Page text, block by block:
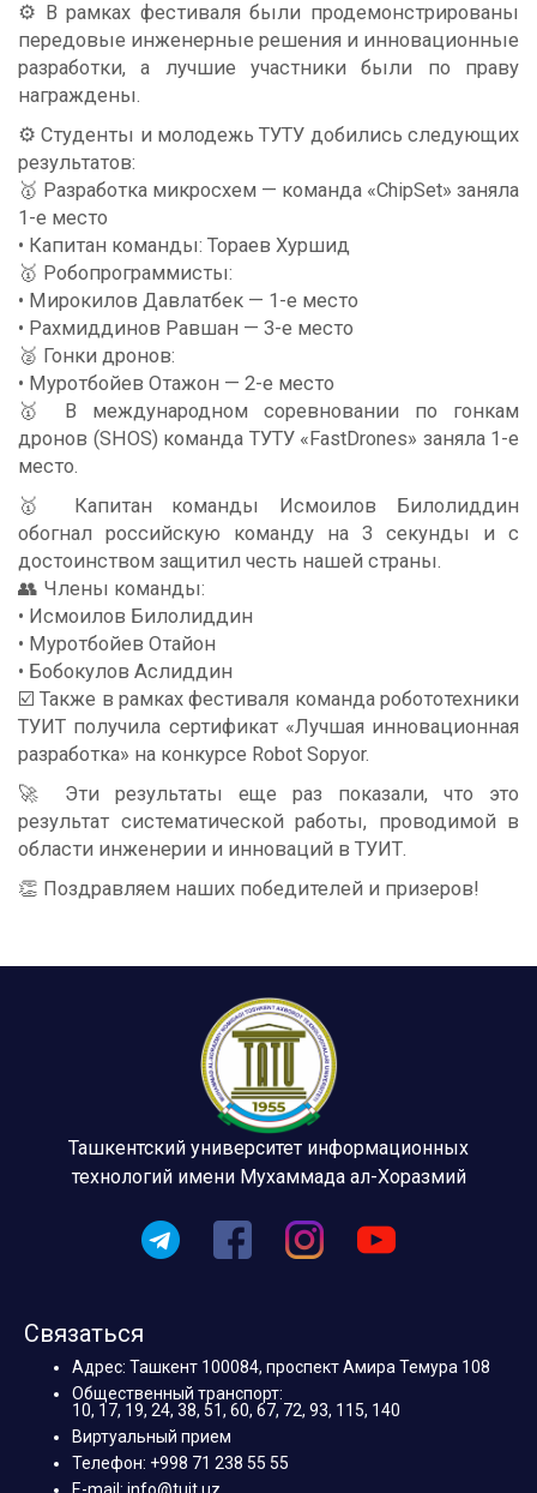
⚙️ В рамках фестиваля были продемонстрированы
передовые инженерные решения и инновационные
разработки, а лучшие участники были по праву
награждены.
⚙️ Студенты и молодежь ТУТУ добились следующих
результатов:
🥇 Разработка микросхем — команда «ChipSet» заняла
1-е место
• Капитан команды: Тораев Хуршид
🥇 Робопрограммисты:
• Мирокилов Давлатбек — 1-е место
• Рахмиддинов Равшан — 3-е место
🥈 Гонки дронов:
• Муротбойев Отажон — 2-е место
🥇 В международном соревновании по гонкам
дронов (SHOS) команда ТУТУ «FastDrones» заняла 1-е
место.
🥇 Капитан команды Исмоилов Билолиддин
обогнал российскую команду на 3 секунды и с
достоинством защитил честь нашей страны.
👥 Члены команды:
• Исмоилов Билолиддин
• Муротбойев Отайон
• Бобокулов Аслиддин
☑️ Также в рамках фестиваля команда робототехники
ТУИТ получила сертификат «Лучшая инновационная
разработка» на конкурсе Robot Sopyor.
🚀 Эти результаты еще раз показали, что это
результат систематической работы, проводимой в
области инженерии и инноваций в ТУИТ.
👏 Поздравляем наших победителей и призеров!
Ташкентский университет информационных
технологий имени Мухаммада ал-Хоразмий
Связаться
Адрес: Ташкент 100084, проспект Амира Темура 108
Общественный транспорт:
10, 17, 19, 24, 38, 51, 60, 67, 72, 93, 115, 140
Виртуальный прием
Телефон: +998 71 238 55 55